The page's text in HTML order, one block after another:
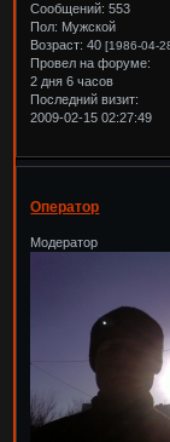
Сообщений: 553
Пол: Мужской
Возраст: 40[1986-04-
Провел на форуме:
2 дня 6 часов
Последний визит:
2009-02-15 02:27:49
Оператор
Модератор